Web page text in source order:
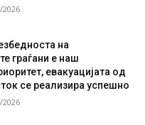
2026
на
граѓани е наш
евакуацијата од
се реализира успешно
2026